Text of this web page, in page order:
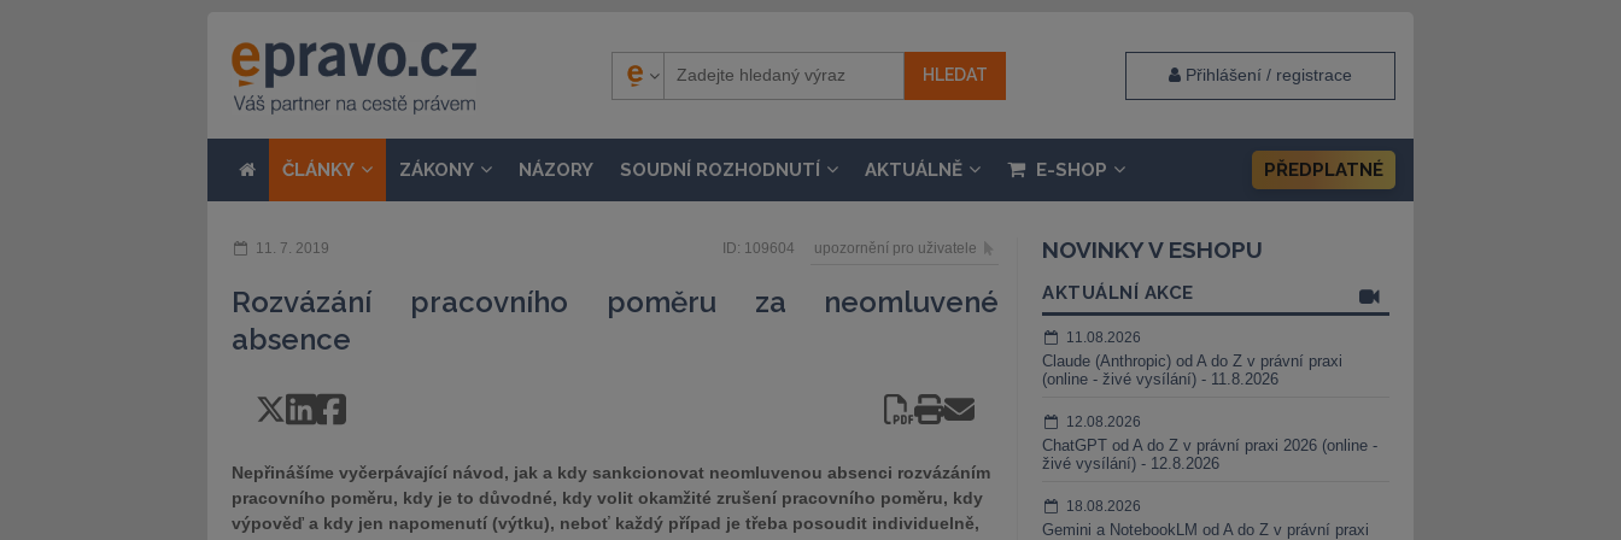
Přihlášení / registrace
ČLÁNKY ZÁKONY NÁZORY SOUDNÍ ROZHODNUTÍ AKTUÁLNĚ E-SHOP PŘEDPLATNÉ
11. 7. 2019 ID: 109604 upozornění pro uživatele
Rozvázání pracovního poměru za neomluvené
absence
Nepřinášíme vyčerpávající návod, jak a kdy sankcionovat neomluvenou absenci rozvázáním
pracovního poměru, kdy je to důvodné, kdy volit okamžité zrušení pracovního poměru, kdy
výpověď a kdy jen napomenutí (výtku), neboť každý případ je třeba posoudit individuelně,
NOVINKY V ESHOPU
AKTUÁLNÍ AKCE
11.08.2026
Claude (Anthropic) od A do Z v právní praxi
(online - živé vysílání) - 11.8.2026
12.08.2026
ChatGPT od A do Z v právní praxi 2026 (online -
živé vysílání) - 12.8.2026
18.08.2026
Gemini a NotebookLM od A do Z v právní praxi